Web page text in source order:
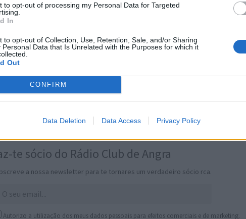
to opt-out of processing my Personal Data for Targeted
In
to opt-out of Collection, Use, Retention, Sale, and/or Sharing
Personal Data that Is Unrelated with the Purposes for which it
Out
CONFIRM
Data Deletion Data Access Privacy Policy
te sócio do Rádio Club de Angra
a nossa newsletter para te tornares um verdadeiro sócio rca.
Autorizo a utilização dos meus dados pessoais para efeitos comerciais e de marketing.